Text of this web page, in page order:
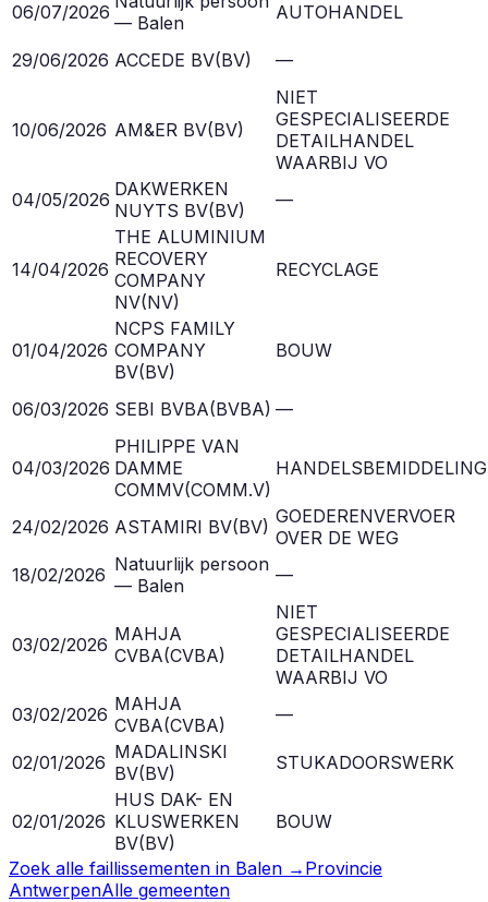
06/07/2026 — Balen
AUTOHANDEL
29/06/2026 ACCEDE BV(BV) —
10/06/2026 AM&ER BV(BV)
NIET
GESPECIALISEERDE
DETAILHANDEL
WAARBIJ VO
04/05/2026 DAKWERKEN
NUYTS BV(BV) —
14/04/2026
THE ALUMINIUM
RECOVERY
COMPANY
NV(NV)
RECYCLAGE
01/04/2026
NCPS FAMILY
COMPANY
BV(BV)
BOUW
06/03/2026 SEBI BVBA(BVBA) —
04/03/2026
PHILIPPE VAN
DAMME
COMMV(COMM.V)
HANDELSBEMIDDELING
24/02/2026 ASTAMIRI BV(BV) GOEDERENVERVOER
OVER DE WEG
18/02/2026 Natuurlijk persoon
— Balen
—
03/02/2026 MAHJA
CVBA(CVBA)
NIET
GESPECIALISEERDE
DETAILHANDEL
WAARBIJ VO
03/02/2026 MAHJA
CVBA(CVBA) —
02/01/2026 MADALINSKI
BV(BV) STUKADOORSWERK
02/01/2026
HUS DAK- EN
KLUSWERKEN
BV(BV)
BOUW
Zoek alle faillissementen in Balen → Provincie
AntwerpenAlle gemeenten